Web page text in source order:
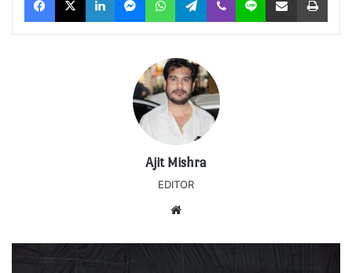
Ajit Mishra
EDITOR